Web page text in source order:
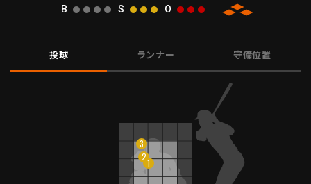
ファーム東地区
ファーム西地区
選手名鑑トップ
東北楽天ゴールデンイーグルス
埼玉西武ライオンズ
福岡ソフトバンクホークス
B
S O
投球 ランナー 守備位置
1
2
3